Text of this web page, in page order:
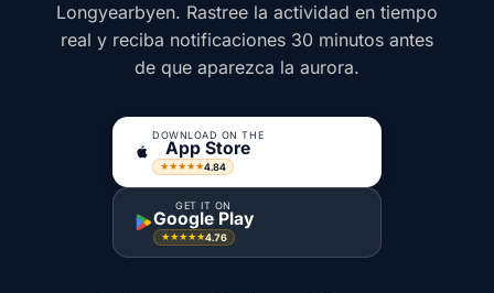
Longyearbyen. Rastree la actividad en tiempo
real y reciba notificaciones 30 minutos antes
de que aparezca la aurora.
DOWNLOAD ON THE
App Store
★★★★★4.84
GET IT ON
Google Play
★★★★★4.76